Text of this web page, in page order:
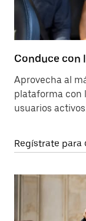
Conduce con
Aprovecha al
plataforma con
usuarios
Regístrate para